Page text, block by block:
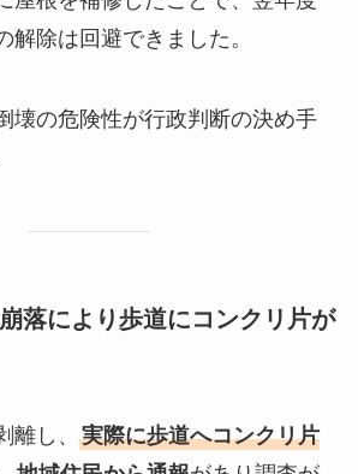
解除は回避できました。
壊の危険性が行政判断の決め手
落により歩道にコンクリ片が
離し、
実際に歩道へコンクリ片